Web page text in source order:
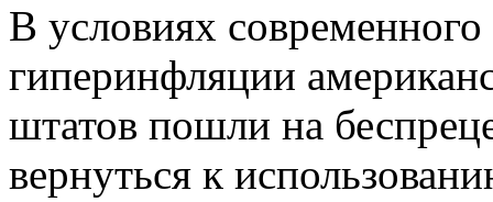
В условиях современного
гиперинфляции
штатов пошли на
вернуться к